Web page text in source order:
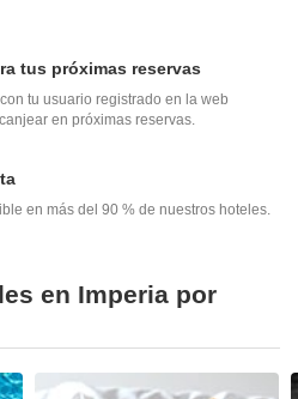
tus próximas reservas
tu usuario registrado en la web
en próximas reservas.
en más del 90 % de nuestros hoteles.
en Imperia por